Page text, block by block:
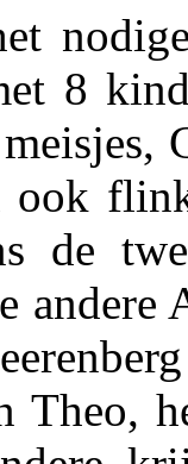
8
ook
de
Theo,